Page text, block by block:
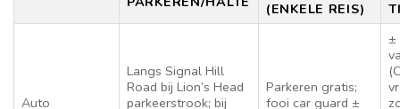
(ENKELE REIS)
Auto
Langs Signal Hill
Road bij Lion’s Head
parkeerstrook; bij
Parkeren gratis;
fooi car guard ±
±